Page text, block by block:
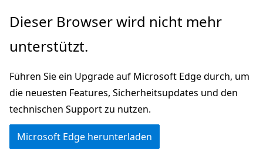
Zu
wechseln
Dieser Browser wird nicht mehr
unterstützt.
Führen Sie ein Upgrade auf Microsoft Edge durch, um
die neuesten Features, Sicherheitsupdates und den
technischen Support zu nutzen.
Microsoft Edge herunterladen